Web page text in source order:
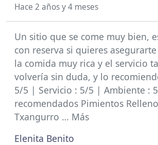
Hace 2 años y 4 meses
Un sitio que se come muy bien,
con reserva si quieres
la comida muy rica y el servicio
volvería sin duda, y lo
5/5 | Servicio : 5/5 | Ambiente :
recomendados Pimientos
Txangurro … Más
Elenita Benito